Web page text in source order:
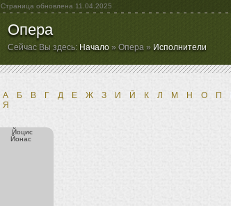
Страница обновлена 11.04.2025
Опера
Сейчас Вы здесь: Начало » Опера » Исполнители
А Б В Г Д Е Ж З И Й К Л М Н О П
Я
Йоцис
Йонас